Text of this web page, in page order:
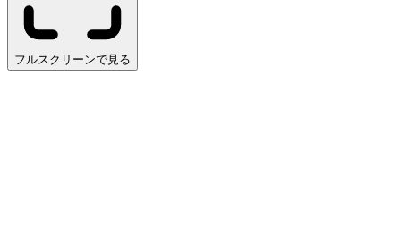
フルスクリーンで見る